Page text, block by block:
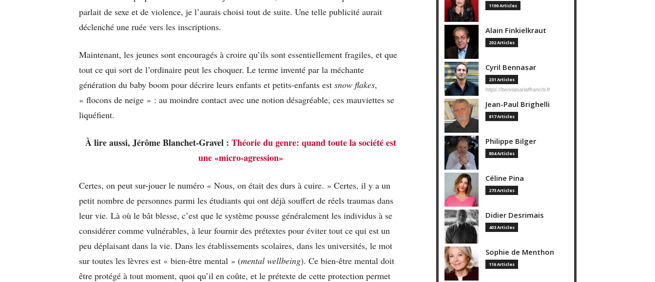
parlait de sexe et de violence, je l’aurais choisi tout de suite. Une telle publicité aurait
déclenché une ruée vers les inscriptions.
Maintenant, les jeunes sont encouragés à croire qu’ils sont essentiellement fragiles, et que
tout ce qui sort de l’ordinaire peut les choquer. Le terme inventé par la méchante
génération du baby boom pour décrire leurs enfants et petits-enfants est snow flakes,
« flocons de neige » : au moindre contact avec une notion désagréable, ces mauviettes se
liquéfient.
À lire aussi, Jérôme Blanchet-Gravel : Théorie du genre: quand toute la société est
une «micro-agression»
Certes, on peut sur-jouer le numéro « Nous, on était des durs à cuire. » Certes, il y a un
petit nombre de personnes parmi les étudiants qui ont déjà souffert de réels traumas dans
leur vie. Là où le bât blesse, c’est que le système pousse généralement les individus à se
considérer comme vulnérables, à leur fournir des prétextes pour éviter tout ce qui est un
peu déplaisant dans la vie. Dans les établissements scolaires, dans les universités, le mot
sur toutes les lèvres est « bien-être mental » (mental wellbeing). Ce bien-être mental doit
être protégé à tout moment, quoi qu’il en coûte, et le prétexte de cette protection permet
1190 Articles
Alain Finkielkraut
202 Articles
Cyril Bennasar
231 Articles
https://bennasarlaffranchi.fr
Jean-Paul Brighelli
817 Articles
Philippe Bilger
804 Articles
Céline Pina
273 Articles
Didier Desrimais
403 Articles
Sophie de Menthon
116 Articles